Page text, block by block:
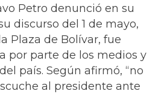
Petro denunció en su
discurso del 1 de mayo,
Plaza de Bolívar, fue
por parte de los medios y
país. Según afirmó, “no
al presidente ante